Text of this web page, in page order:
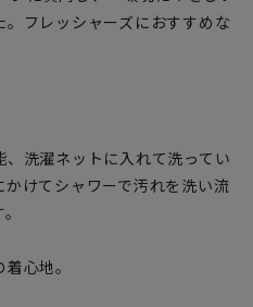
フレッシャーズにおすすめな
洗濯ネットに入れて洗ってい
けてシャワーで汚れを洗い流
心地。